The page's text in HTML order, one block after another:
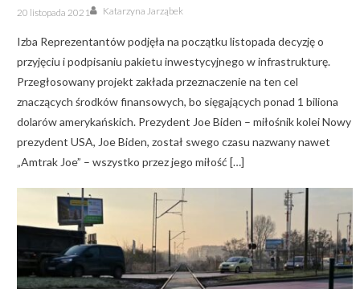
Posted
on
20 listopada 2021 Author
Katarzyna Jarząbek
Izba Reprezentantów podjęła na początku listopada decyzję o
przyjęciu i podpisaniu pakietu inwestycyjnego w infrastrukturę.
Przegłosowany projekt zakłada przeznaczenie na ten cel
znaczących środków finansowych, bo sięgających ponad 1 biliona
dolarów amerykańskich. Prezydent Joe Biden – miłośnik kolei Nowy
prezydent USA, Joe Biden, został swego czasu nazwany nawet
„Amtrak Joe” – wszystko przez jego miłość […]